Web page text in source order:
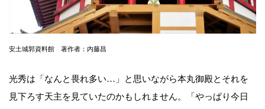
安土城郭資料館 著作者：内藤昌
光秀は「なんと畏れ多い…」と思いながら本丸御殿とそれを
見下ろす天主を見ていたのかもしれません。「やっぱり今日